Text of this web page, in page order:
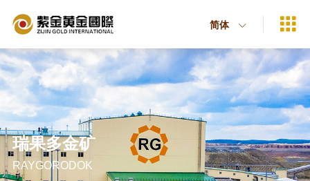
简体  
瑞果多金矿
RAYGORODOK